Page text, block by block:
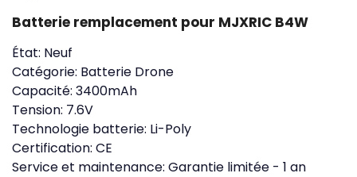
Batterie remplacement pour MJXRIC B4W
État: Neuf
Catégorie: Batterie Drone
Capacité: 3400mAh
Tension: 7.6V
Technologie batterie: Li-Poly
Certification: CE
Service et maintenance: Garantie limitée - 1 an